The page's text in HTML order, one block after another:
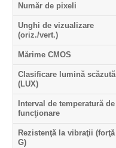
Număr de pixeli
Unghi de vizualizare
(oriz./vert.)
Mărime CMOS
Clasificare lumină scăzută
(LUX)
Interval de temperatură de
funcţionare
Rezistenţă la vibraţii (forţă
G)